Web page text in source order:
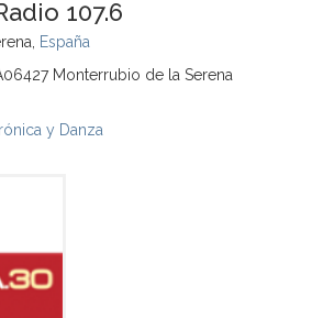
107.6
España
Monterrubio de la Serena
y Danza